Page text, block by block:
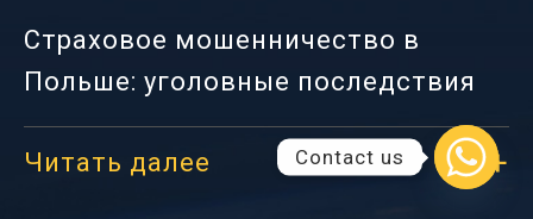
Страховое мошенничество в
Польше: уголовные последствия
Читать далее Contact us